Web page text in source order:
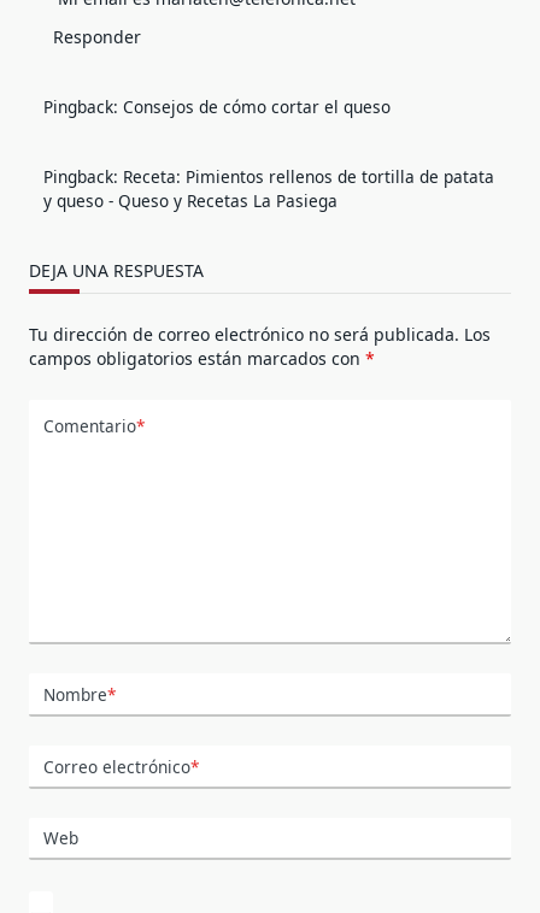
Responder
Pingback: Consejos de cómo cortar el queso
Pingback: Receta: Pimientos rellenos de tortilla de patata
y queso - Queso y Recetas La Pasiega
DEJA UNA RESPUESTA
Tu dirección de correo electrónico no será publicada. Los
campos obligatorios están marcados con *
Comentario*
Nombre*
Correo electrónico*
Web